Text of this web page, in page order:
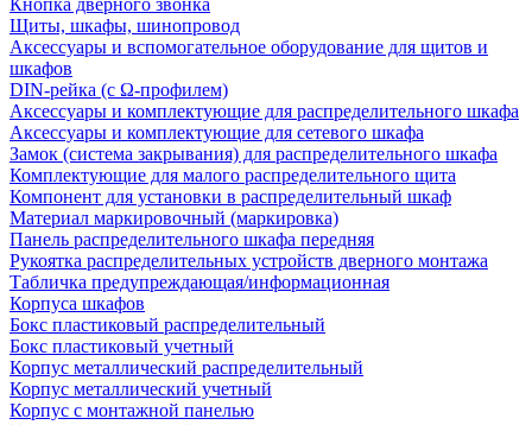
Кнопка дверного звонка
Щиты, шкафы, шинопровод
Аксессуары и вспомогательное оборудование для щитов и
шкафов
DIN-рейка (с Ω-профилем)
Аксессуары и комплектующие для распределительного шкафа
Аксессуары и комплектующие для сетевого шкафа
Замок (система закрывания) для распределительного шкафа
Комплектующие для малого распределительного щита
Компонент для установки в распределительный шкаф
Материал маркировочный (маркировка)
Панель распределительного шкафа передняя
Рукоятка распределительных устройств дверного монтажа
Табличка предупреждающая/информационная
Корпуса шкафов
Бокс пластиковый распределительный
Бокс пластиковый учетный
Корпус металлический распределительный
Корпус металлический учетный
Корпус с монтажной панелью